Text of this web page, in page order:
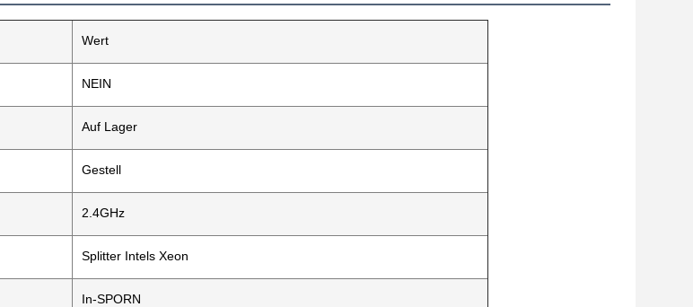
Wert
NEIN
Auf Lager
Gestell
2.4GHz
Splitter Intels Xeon
In-SPORN